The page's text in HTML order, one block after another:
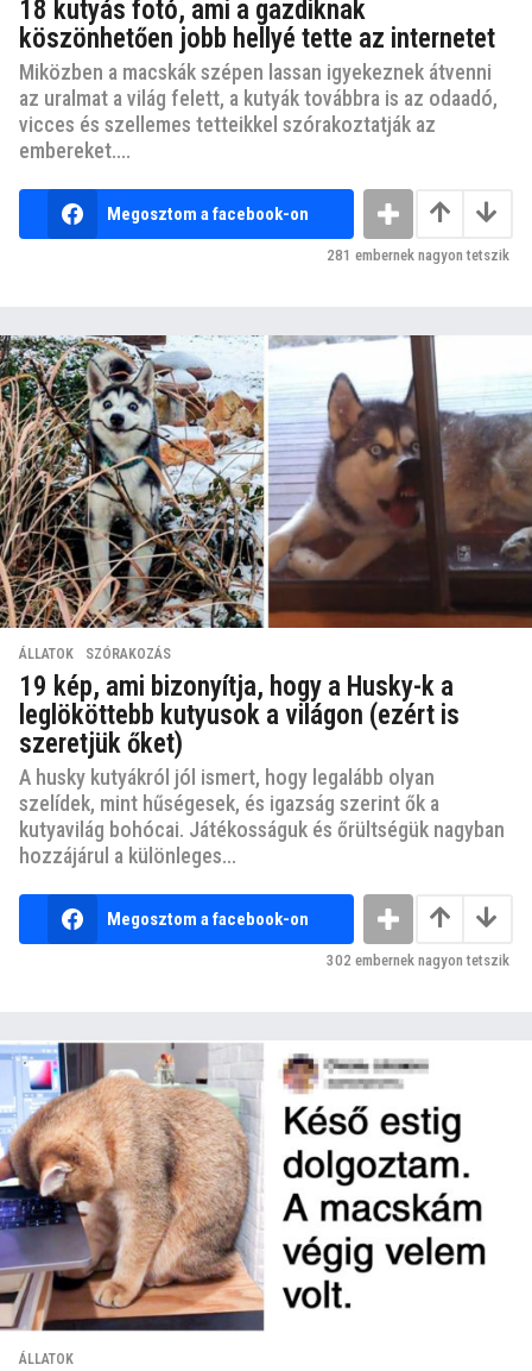
18 kutyás fotó, ami a gazdiknak
köszönhetően jobb hellyé tette az internetet
Miközben a macskák szépen lassan igyekeznek átvenni
az uralmat a világ felett, a kutyák továbbra is az odaadó,
vicces és szellemes tetteikkel szórakoztatják az
embereket....
Megosztom a facebook-on
281 embernek nagyon tetszik
ÁLLATOK ,SZÓRAKOZÁS
19 kép, ami bizonyítja, hogy a Husky-k a
leglököttebb kutyusok a világon (ezért is
szeretjük őket)
A husky kutyákról jól ismert, hogy legalább olyan
szelídek, mint hűségesek, és igazság szerint ők a
kutyavilág bohócai. Játékosságuk és őrültségük nagyban
hozzájárul a különleges...
Megosztom a facebook-on
302 embernek nagyon tetszik
ÁLLATOK